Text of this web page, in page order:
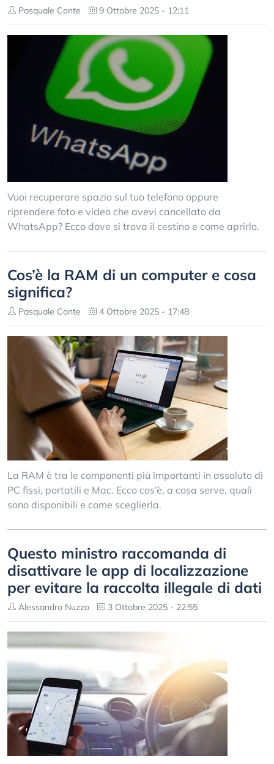
Pasquale Conte 9 Ottobre 2025 - 12:11
Vuoi recuperare spazio sul tuo telefono oppure
riprendere foto e video che avevi cancellato da
WhatsApp? Ecco dove si trova il cestino e come aprirlo.
Cos’è la RAM di un computer e cosa
significa?
Pasquale Conte 4 Ottobre 2025 - 17:48
La RAM è tra le componenti più importanti in assoluto di
PC fissi, portatili e Mac. Ecco cos’è, a cosa serve, quali
sono disponibili e come sceglierla.
Questo ministro raccomanda di
disattivare le app di localizzazione
per evitare la raccolta illegale di dati
Alessandro Nuzzo 3 Ottobre 2025 - 22:55